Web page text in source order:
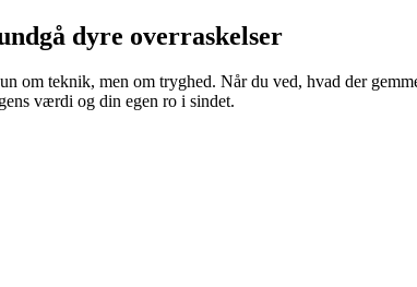
dyre overraskelser
om teknik, men om tryghed. Når du ved, hvad der
værdi og din egen ro i sindet.